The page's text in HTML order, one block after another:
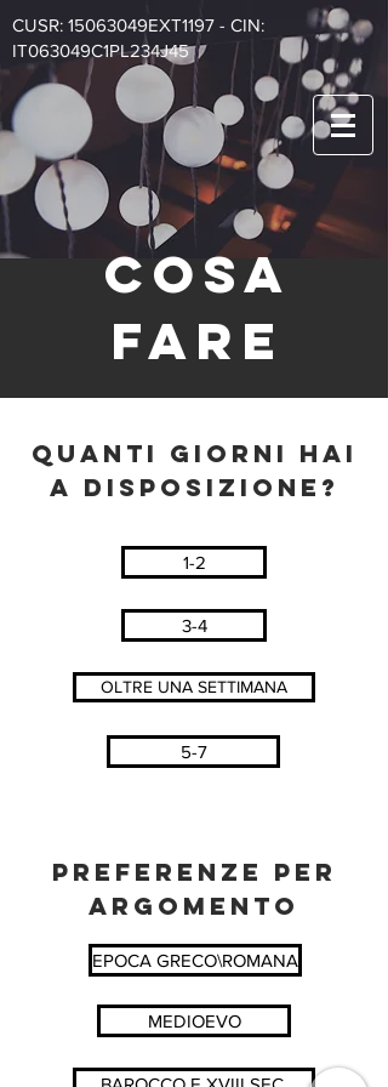
CUSR: 15063049EXT1197 - CIN:
IT063049C1PL234J45
COSA
FARE
QUANTI GIORNI HAI
A DISPOSIZIONE?
1-2
3-4
OLTRE UNA SETTIMANA
5-7
PREFERENZE PER
ARGOMENTO
EPOCA GRECO\ROMANA
MEDIOEVO